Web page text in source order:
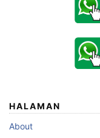
HALAMAN
About